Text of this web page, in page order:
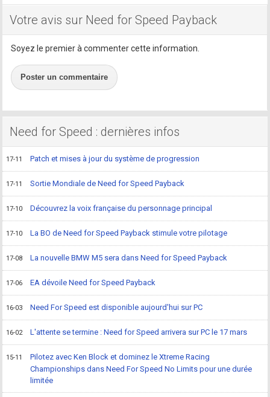
Votre avis sur Need for Speed Payback
Soyez le premier à commenter cette information.
Poster un commentaire
Need for Speed : dernières infos
17-11 Patch et mises à jour du système de progression
17-11 Sortie Mondiale de Need for Speed Payback
17-10 Découvrez la voix française du personnage principal
17-10 La BO de Need for Speed Payback stimule votre pilotage
17-08 La nouvelle BMW M5 sera dans Need for Speed Payback
17-06 EA dévoile Need for Speed Payback
16-03 Need For Speed est disponible aujourd'hui sur PC
16-02 L'attente se termine : Need for Speed arrivera sur PC le 17 mars
15-11
Pilotez avec Ken Block et dominez le Xtreme Racing
Championships dans Need For Speed No Limits pour une durée
limitée